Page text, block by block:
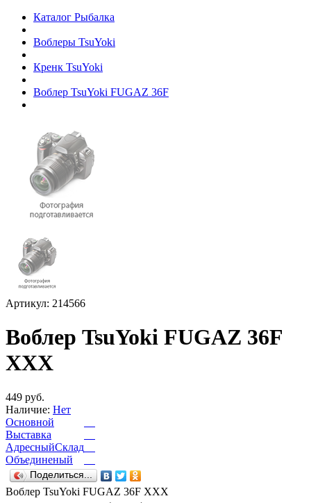
Каталог Рыбалка
Воблеры TsuYoki
Кренк TsuYoki
Воблер TsuYoki FUGAZ 36F
Артикул: 214566
Воблер TsuYoki FUGAZ 36F
XXX
449 руб.
Наличие: Нет
Основной
Выставка
АдресныйСклад
Объединеный
Поделиться...
Воблер TsuYoki FUGAZ 36F XXX